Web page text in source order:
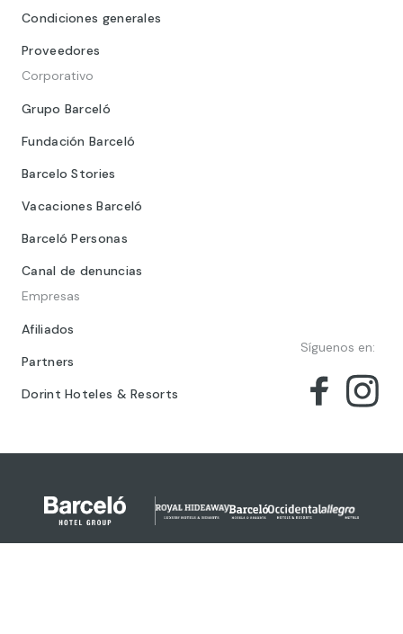
Condiciones generales
Proveedores
Corporativo
Grupo Barceló
Fundación Barceló
Barcelo Stories
Vacaciones Barceló
Barceló Personas
Canal de denuncias
Empresas
Afiliados
Partners
Dorint Hoteles & Resorts
Síguenos en: